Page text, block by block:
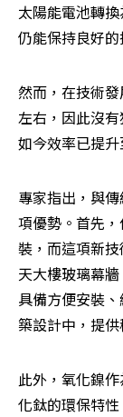
太陽能電池轉
仍能保持良好
然而，在技術
左右，因此沒
如今效率已提
專家指出，與
項優勢。首先
裝，而這項新
天大樓玻璃幕
具備方便安裝
築設計中，提
此外，氧化鎳
化鈦的環保特